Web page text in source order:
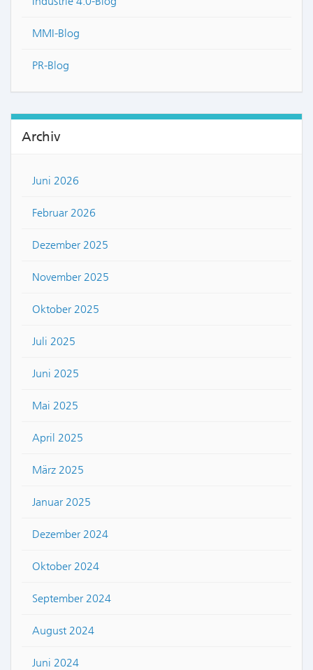
MMI-Blog
PR-Blog
Archiv
Juni 2026
Februar 2026
Dezember 2025
November 2025
Oktober 2025
Juli 2025
Juni 2025
Mai 2025
April 2025
März 2025
Januar 2025
Dezember 2024
Oktober 2024
September 2024
August 2024
Juni 2024